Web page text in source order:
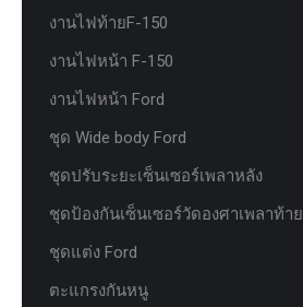
งานไฟท้ายF-150
งานไฟหน้า F-150
งานไฟหน้า Ford
ชุด Wide body Ford
ชุดปรับระยะเซ็นเซอร์เพลาหลัง
ชุดป้องกันเซ็นเซอร์วัดองศาเพลาท้าย
ชุดแต่ง Ford
ตะแกรงกันหนู